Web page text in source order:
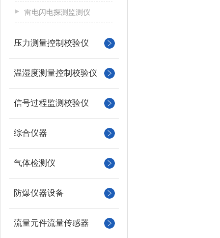
雷电闪电探测监测仪
压力测量控制校验仪
温湿度测量控制校验仪
信号过程监测校验仪
综合仪器
气体检测仪
防爆仪器设备
流量元件流量传感器